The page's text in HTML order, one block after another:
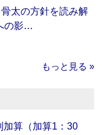
太の方針を読み解
の影…
もっと見る »
加算（加算1：30